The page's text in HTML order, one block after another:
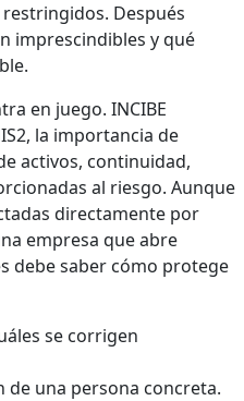
Después
imprescindibles y qué
en juego. INCIBE
la importancia de
activos, continuidad,
al riesgo. Aunque
directamente por
empresa que abre
debe saber cómo protege
se corrigen
de una persona concreta.